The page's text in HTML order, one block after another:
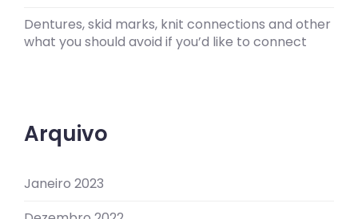
Dentures, skid marks, knit connections and other
what you should avoid if you’d like to connect
Arquivo
Janeiro 2023